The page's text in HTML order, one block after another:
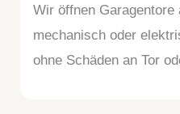
Wir öffnen Garagentore
mechanisch oder
ohne Schäden an Tor